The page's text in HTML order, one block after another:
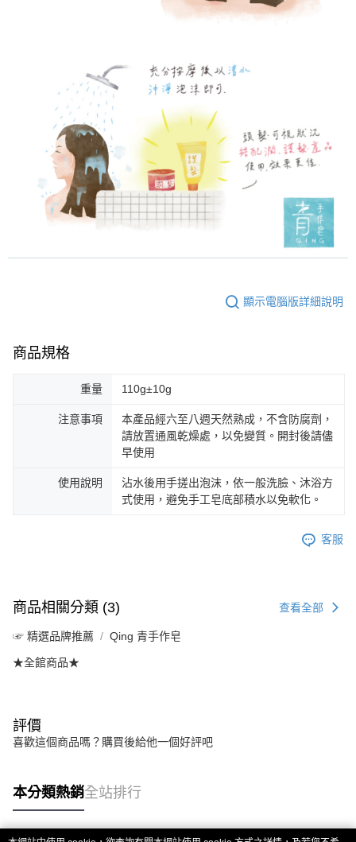
顯示電腦版詳細說明
商品規格
重量 110g±10g
注意事項
本產品經六至八週天然熟成，不含防腐劑，
請放置通風乾燥處，以免變質。開封後請儘
早使用
使用說明
沾水後用手搓出泡沫，依一般洗臉、沐浴方
式使用，避免手工皂底部積水以免軟化。
客服
商品相關分類 (3) 查看全部
☞ 精選品牌推薦 Qing 青手作皂
★全館商品★
評價
喜歡這個商品嗎？購買後給他一個好評吧
本分類熱銷全站排行